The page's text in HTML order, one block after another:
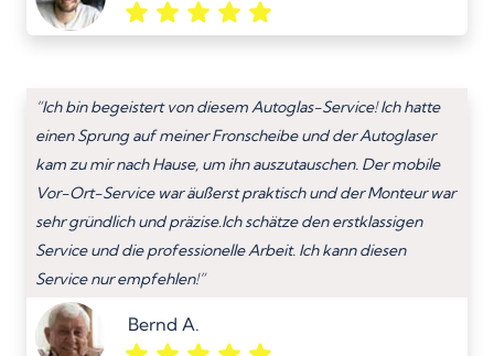
“Ich bin begeistert von diesem Autoglas-Service! Ich hatte
einen Sprung auf meiner Fronscheibe und der Autoglaser
kam zu mir nach Hause, um ihn auszutauschen. Der mobile
Vor-Ort-Service war äußerst praktisch und der Monteur war
sehr gründlich und präzise.Ich schätze den erstklassigen
Service und die professionelle Arbeit. Ich kann diesen
Service nur empfehlen!”
Bernd A.